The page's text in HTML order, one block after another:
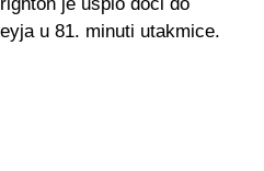
u 81. minuti utakmice.